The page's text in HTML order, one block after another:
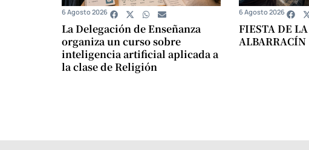
La Delegación de Enseñanza
organiza un curso sobre
inteligencia artificial aplicada a
la clase de Religión
6 Agosto 2026
FIESTA DE
ALBARRACÍN
6 Agosto 2026